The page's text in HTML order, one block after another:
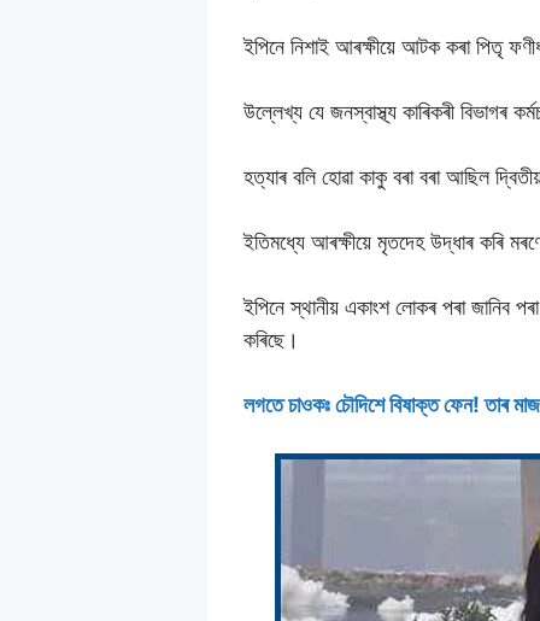
ইপিনে নিশাই আৰক্ষীয়ে আটক কৰা পিতৃ
উল্লেখ্য যে জনস্বাস্থ্য কাৰিকৰী বিভাগৰ
হত্যাৰ বলি হোৱা কাকু বৰা বৰা আছিল
ইতিমধ্যে আৰক্ষীয়ে মৃতদেহ উদ্ধাৰ কৰি
ইপিনে স্থানীয় একাংশ লোকৰ পৰা জানিব
কৰিছে।
লগতে চাওকঃ চৌদিশে বিষাক্ত ফেন! তাৰ